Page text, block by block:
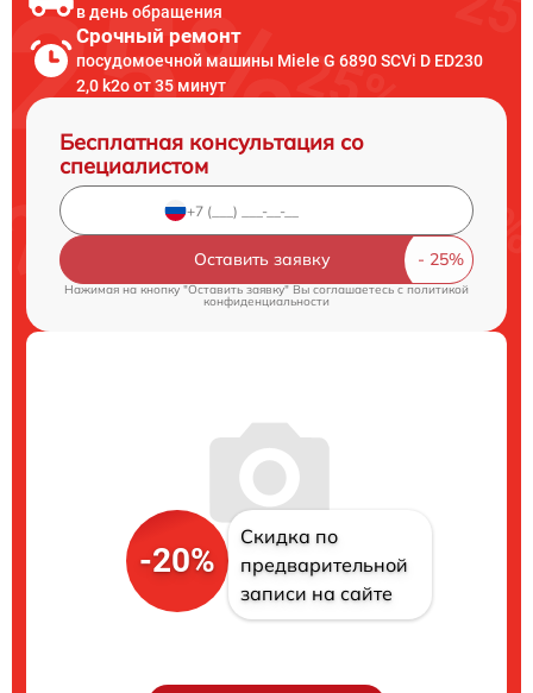
в день обращения
Срочный ремонт
посудомоечной машины Miele G 6890 SCVi D ED230
2,0 k2o от 35 минут
Бесплатная консультация со
специалистом
Оставить заявку
Нажимая на кнопку "Оставить заявку" Вы соглашаетесь cполитикой
конфиденциальности
-20%
Скидка по
предварительной
записи на сайте